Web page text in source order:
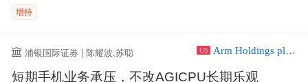
增持
浦银国际证券 | 陈耀波,苏聪 US Arm Holdings plc ADR
短期手机业务承压，不改AGICPU长期乐观